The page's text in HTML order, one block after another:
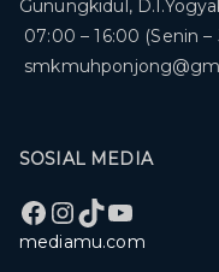
Gunungkidul,
07:00 – 16:00 (Senin –
SOSIAL MEDIA
Facebook
Instagram
TikTok
YouTube
mediamu.com